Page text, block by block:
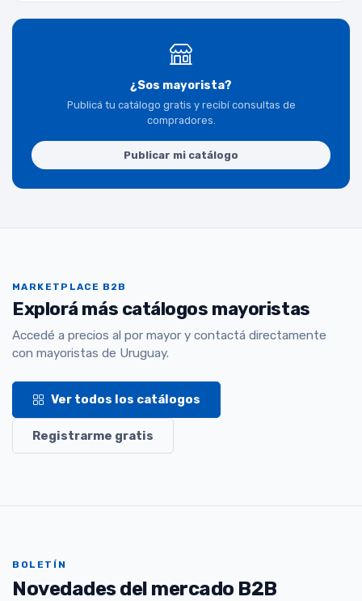
¿Sos mayorista?
Publicá tu catálogo gratis y recibí consultas de
compradores.
Publicar mi catálogo
MARKETPLACE B2B
Explorá más catálogos mayoristas
Accedé a precios al por mayor y contactá directamente
con mayoristas de Uruguay.
Ver todos los catálogos
Registrarme gratis
BOLETÍN
Novedades del mercado B2B